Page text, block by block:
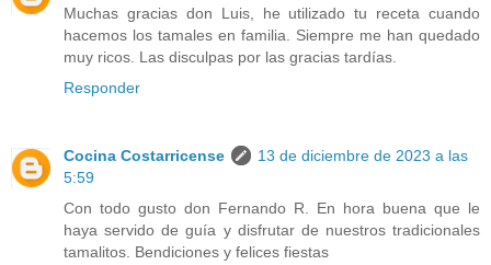
Muchas gracias don Luis, he utilizado tu receta cuando
hacemos los tamales en familia. Siempre me han quedado
muy ricos. Las disculpas por las gracias tardías.
Responder
Cocina Costarricense
13 de diciembre de 2023 a las
5:59
Con todo gusto don Fernando R. En hora buena que le
haya servido de guía y disfrutar de nuestros tradicionales
tamalitos. Bendiciones y felices fiestas